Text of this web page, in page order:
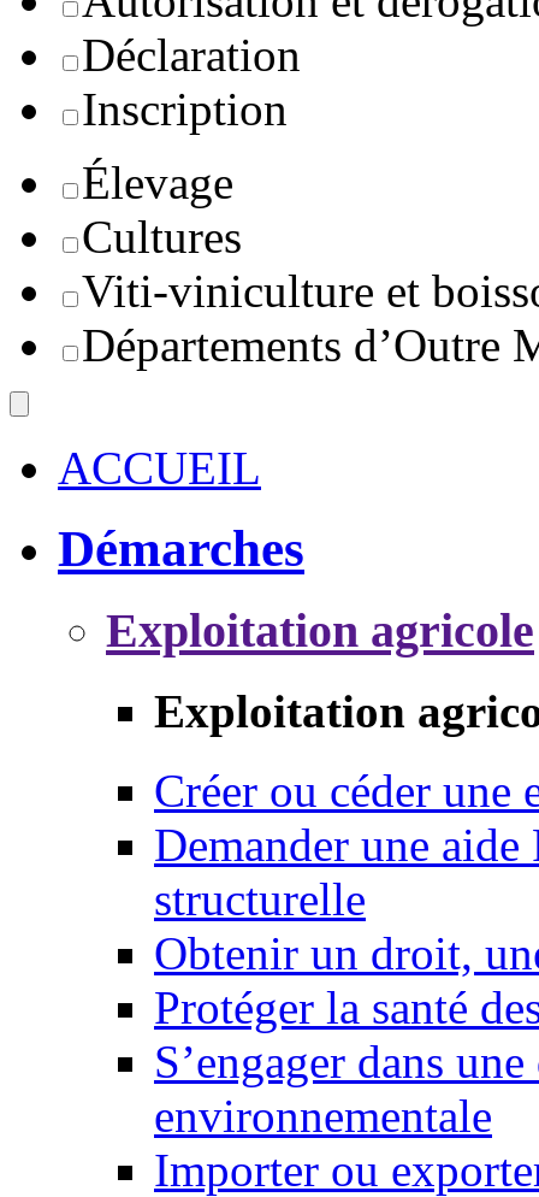
Déclaration
Inscription
Élevage
Cultures
Viti-viniculture et
Départements d’Outre
ACCUEIL
Démarches
Exploitation agricole
Exploitation
Créer ou céder une
Demander une
structurelle
Obtenir un droit,
Protéger la santé
S’engager dans
environnementale
Importer ou